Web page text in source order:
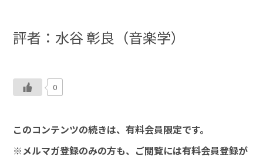
評者：水谷 彰良（音楽学）
0
このコンテンツの続きは、有料会員限定です。
※メルマガ登録のみの方も、ご閲覧には有料会員登録が